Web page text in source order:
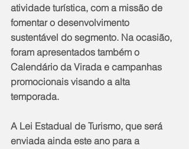
atividade turística, com a missão de
fomentar o desenvolvimento
sustentável do segmento. Na ocasião,
foram apresentados também o
Calendário da Virada e campanhas
promocionais visando a alta
temporada.
A Lei Estadual de Turismo, que será
enviada ainda este ano para a